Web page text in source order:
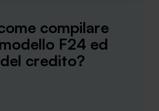
sui Cookie" qui
compilare
F24 ed
credito?